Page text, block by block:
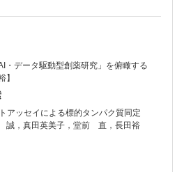
潜在空間 ―大規模分子対応モデルによる第
康文】
薬品分子の構造生成モデル【森本恭平，髙
宏治】
によるHit-to-Lead最適化【関嶋政和】
最適化 ―化学構造の画像化と画像キャプシ
【吉森篤史】
らの医薬品化合物の構造生成【松清優樹，
変えるmRNAワクチン設計 ―機械学習と数
・データ駆動型創薬研究」を俯瞰する
】
アッセイによる標的タンパク質同定
誠，真田英美子，堂前 直，長田裕
解析による生命科学研究の新展開【幡